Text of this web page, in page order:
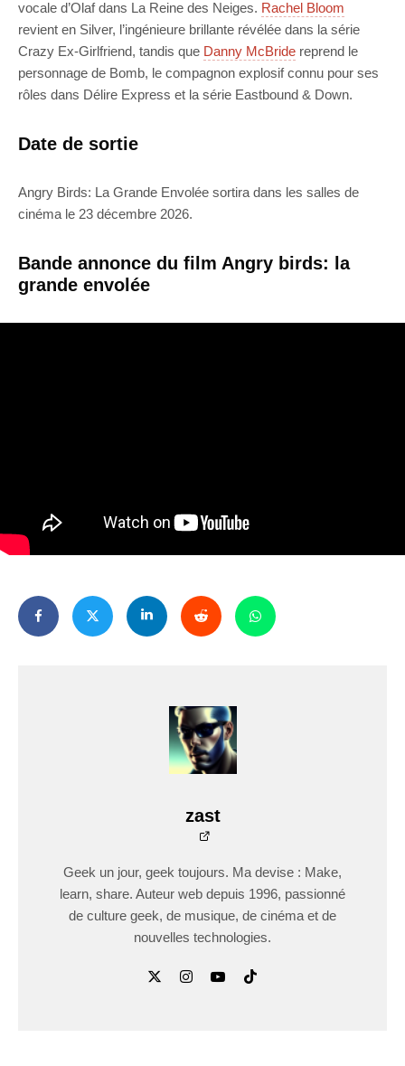
vocale d’Olaf dans La Reine des Neiges. Rachel Bloom
revient en Silver, l’ingénieure brillante révélée dans la série
Crazy Ex-Girlfriend, tandis que Danny McBride reprend le
personnage de Bomb, le compagnon explosif connu pour ses
rôles dans Délire Express et la série Eastbound & Down.
Date de sortie
Angry Birds: La Grande Envolée sortira dans les salles de
cinéma le 23 décembre 2026.
Bande annonce du film Angry birds: la
grande envolée
zast
Geek un jour, geek toujours. Ma devise : Make,
learn, share. Auteur web depuis 1996, passionné
de culture geek, de musique, de cinéma et de
nouvelles technologies.